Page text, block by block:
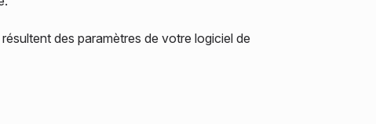
des paramètres de votre logiciel de